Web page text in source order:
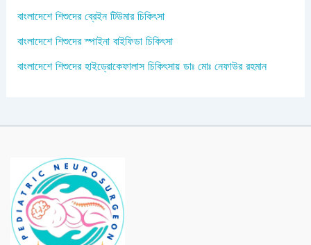
বাংলাদেশে শিশুদের ব্রেইন টিউমার চিকিৎসা
বাংলাদেশে শিশুদের স্পাইনা বাইফিডা চিকিৎসা
বাংলাদেশে শিশুদের হাইড্রোকেফালাস চিকিৎসায় ডাঃ মোঃ নেফাউর রহমান